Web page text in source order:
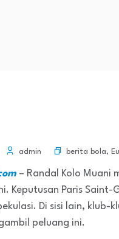
admin berita bola,
– Randal Kolo Muani
Keputusan Paris
Di sisi lain, klub-
peluang ini.